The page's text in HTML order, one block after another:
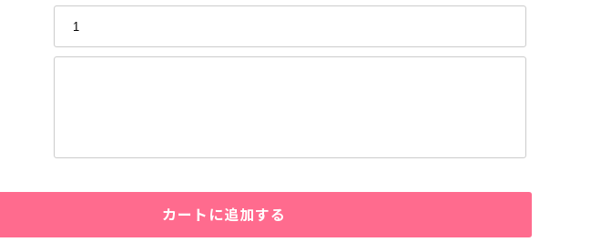
カートに追加する